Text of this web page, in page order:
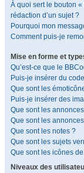
À quoi sert le bouton
rédaction d’un sujet ?
Pourquoi mon
Comment puis-je
Mise en forme et
Qu’est-ce que le
Puis-je insérer du
Que sont les
Puis-je insérer des
Que sont les
Que sont les
Que sont les notes ?
Que sont les sujets
Que sont les icônes
Niveaux des